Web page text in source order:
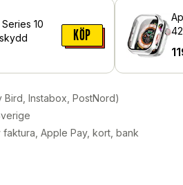
10
KÖP
Bird, Instabox, PostNord)
faktura, Apple Pay, kort, bank